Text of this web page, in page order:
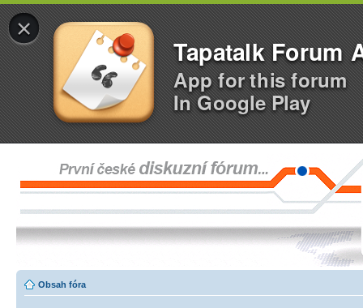
×
Tapatalk Forum
App for this forum
In Google Play
Obsah fóra